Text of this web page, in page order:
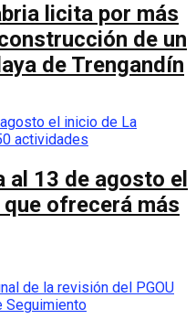
licita por más
de un
de Trengandín
al 13 de agosto el
ofrecerá más